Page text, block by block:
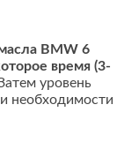
BMW 6
время (3-
уровень
необходимости